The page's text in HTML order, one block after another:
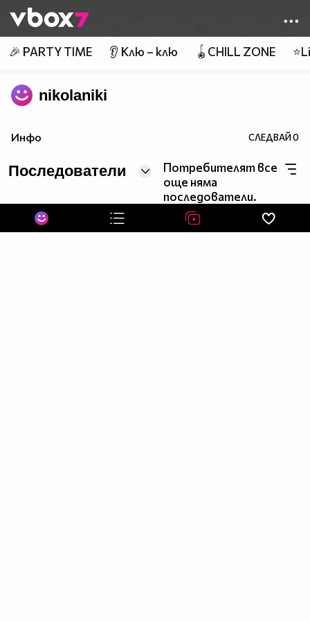
👾
🎉 PARTY TIME 👂 Клю – клю 🪀CHILL ZONE
nikolaniki
Инфо СЛЕДВАЙ0
Последователи
Потребителят все
още няма
последователи.